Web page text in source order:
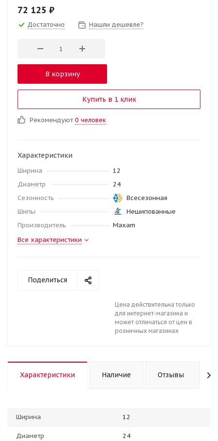
72 125 ₽
Достаточно Нашли дешевле?
В корзину
Купить в 1 клик
Рекомендуют 0 человек
Характеристики
Ширина
12
Диаметр
24
Сезонность
Всесезонная
Шипы
Нешипованные
Производитель
Maxam
Все характеристики
Поделиться
Цена действительна только
для интернет-магазина и
может отличаться от цен в
розничных магазинах
Характеристики Наличие Отзывы
Ширина 12
Диаметр 24